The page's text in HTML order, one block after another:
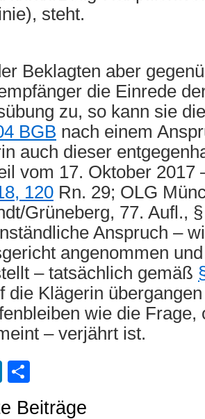
steht.
Beklagten aber
die Einrede
zu, so kann sie
BGB nach einem
auch dieser
vom 17. Oktober 2017
120 Rn. 29; OLG
Grüneberg, 77. Aufl.,
Anspruch –
angenommen
– tatsächlich gemäß
die Klägerin
wie die Frage,
– verjährt ist.
LinkedIn
Beiträge